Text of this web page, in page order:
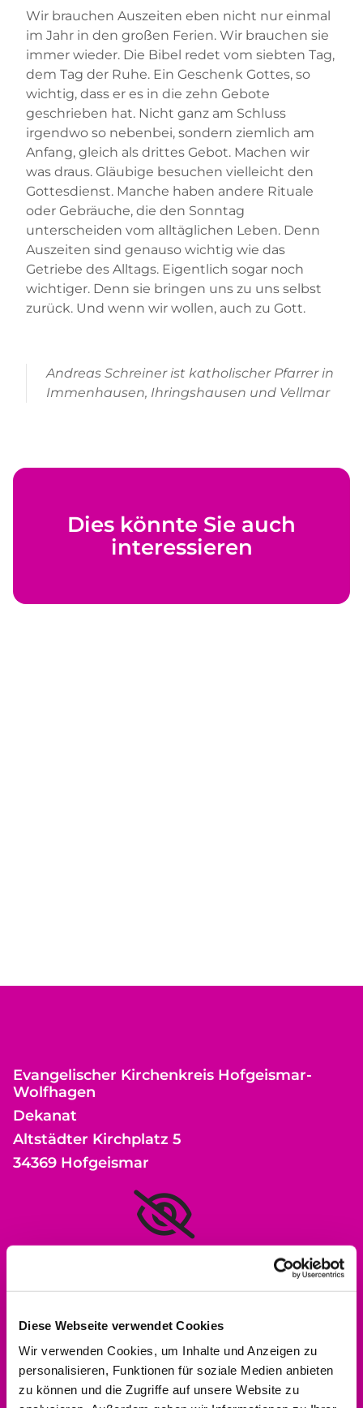
Diese Webseite verwendet Cookies
Wir verwenden Cookies, um Inhalte und Anzeigen zu
personalisieren, Funktionen für soziale Medien anbieten
zu können und die Zugriffe auf unsere Website zu
Wir brauchen Auszeiten eben nicht nur einmal
im Jahr in den großen Ferien. Wir brauchen sie
immer wieder. Die Bibel redet vom siebten Tag,
dem Tag der Ruhe. Ein Geschenk Gottes, so
wichtig, dass er es in die zehn Gebote
geschrieben hat. Nicht ganz am Schluss
irgendwo so nebenbei, sondern ziemlich am
Anfang, gleich als drittes Gebot. Machen wir
was draus. Gläubige besuchen vielleicht den
Gottesdienst. Manche haben andere Rituale
oder Gebräuche, die den Sonntag
unterscheiden vom alltäglichen Leben. Denn
Auszeiten sind genauso wichtig wie das
Getriebe des Alltags. Eigentlich sogar noch
wichtiger. Denn sie bringen uns zu uns selbst
zurück. Und wenn wir wollen, auch zu Gott.
Andreas Schreiner ist katholischer Pfarrer in
Immenhausen, Ihringshausen und Vellmar
Dies könnte Sie auch
interessieren
Evangelischer Kirchenkreis Hofgeismar-
Wolfhagen
Dekanat
Altstädter Kirchplatz 5
34369 Hofgeismar
Bitte akzeptieren Sie Marketing-Cookies,